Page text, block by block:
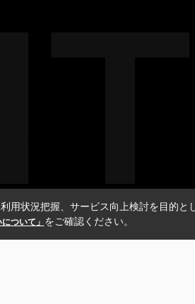
用状況把握、サービス向上検討を目的
ついて」 をご確認ください。